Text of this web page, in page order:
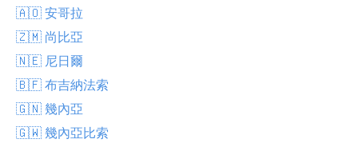
🇦🇴 安哥拉
🇿🇲 尚比亞
🇳🇪 尼日爾
🇧🇫 布吉納法索
🇬🇳 幾內亞
🇬🇼 幾內亞比索